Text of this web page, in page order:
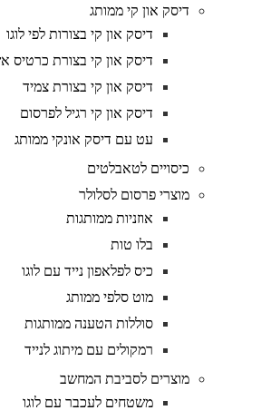
דיסק און קי ממותג
דיסק און קי בצורות לפי לוגו
דיסק און קי בצורת כרטיס
דיסק און קי בצורת צמיד
דיסק און קי רגיל לפרסום
עט עם דיסק אונקי ממותג
כיסויים לטאבלטים
מוצרי פרסום לסלולר
אוזניות ממותגות
בלו טות
כיס לפלאפון נייד עם לוגו
מוט סלפי ממותג
סוללות הטענה ממותגות
רמקולים עם מיתוג לנייד
מוצרים לסביבת המחשב
משטחים לעכבר עם לוגו